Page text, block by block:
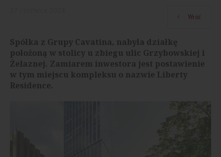
Wróć
Spółka z Grupy Cavatina, nabyła działkę
położoną w stolicy u zbiegu ulic Grzybowskiej i
Żelaznej. Zamiarem inwestora jest postawienie
w tym miejscu kompleksu o nazwie Liberty
Residence.